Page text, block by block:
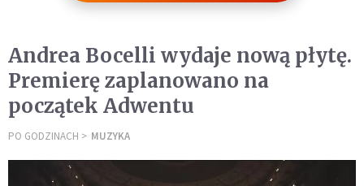
Andrea Bocelli wydaje nową płytę.
Premierę zaplanowano na
początek Adwentu
PO GODZINACH MUZYKA